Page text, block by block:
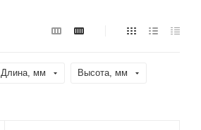
Длина, мм Высота, мм